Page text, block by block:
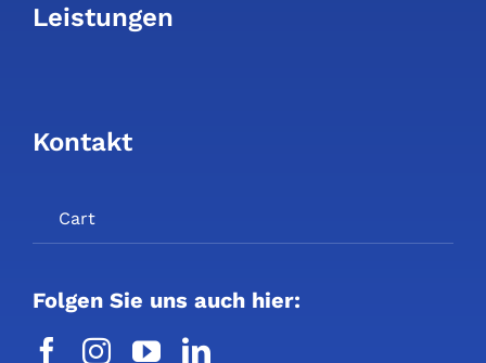
Leistungen
Kontakt
Cart
Folgen Sie uns auch hier: